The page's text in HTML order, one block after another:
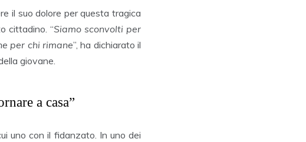
il suo dolore per questa tragica
cittadino. “Siamo sconvolti per
per chi rimane”, ha dichiarato il
giovane.
a casa”
uno con il fidanzato. In uno dei